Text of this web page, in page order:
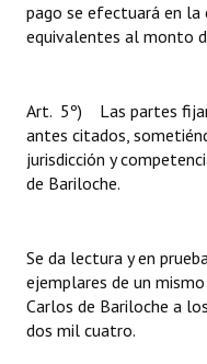
pago se efectuará en
equivalentes al monto
Art. 5º) Las partes
antes citados,
jurisdicción y
de Bariloche.
Se da lectura y en
ejemplares de un
Carlos de Bariloche a
dos mil cuatro.